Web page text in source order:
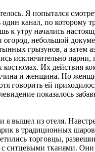
Я попытался
канал, по которому
к утру начались
огород, небольшой
грызунов, а затем
исключительно парни,
Их действия
и женщина. Но
говорить ей
показалось
я вышел из отеля.
в традиционных
торговцы,
с ситцевыми тканями.